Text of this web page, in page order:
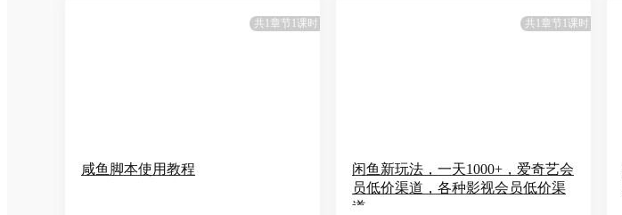
共1章节1课时
咸鱼脚本使用教程
共1章节1课时
闲鱼新玩法，一天1000+，爱奇艺会
员低价渠道，各种影视会员低价渠
道